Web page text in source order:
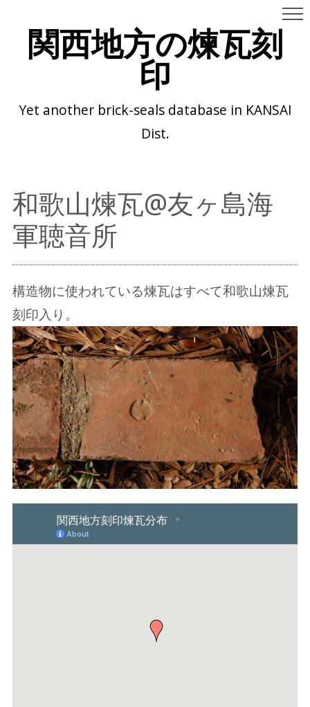
関西地方の煉瓦刻
印
Yet another brick-seals database in KANSAI
Dist.
和歌山煉瓦@友ヶ島海
軍聴音所
構造物に使われている煉瓦はすべて和歌山煉瓦
刻印入り。